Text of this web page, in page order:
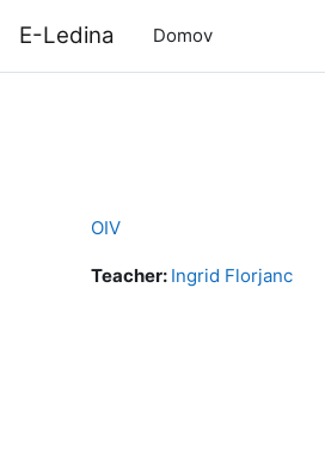
E-Ledina Domov
OIV
Teacher: Ingrid Florjanc